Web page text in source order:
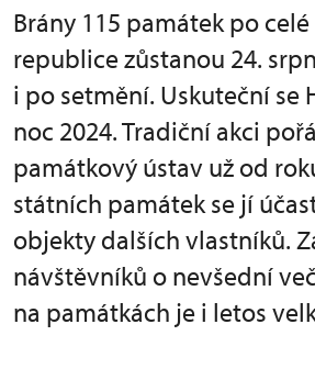
Brány 115 památek po celé
republice zůstanou 24.
i po setmění. Uskuteční se
noc 2024. Tradiční akci
památkový ústav už od
státních památek se jí
objekty dalších vlastníků.
návštěvníků o nevšední
na památkách je i letos